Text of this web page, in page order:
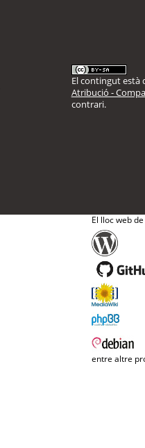
El contingut està
Atribució -
contrari.
El lloc web
entre altre